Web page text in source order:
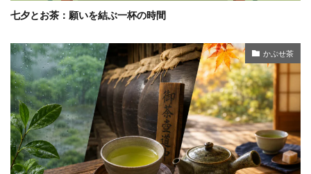
七夕とお茶：願いを結ぶ一杯の時間
かぶせ茶